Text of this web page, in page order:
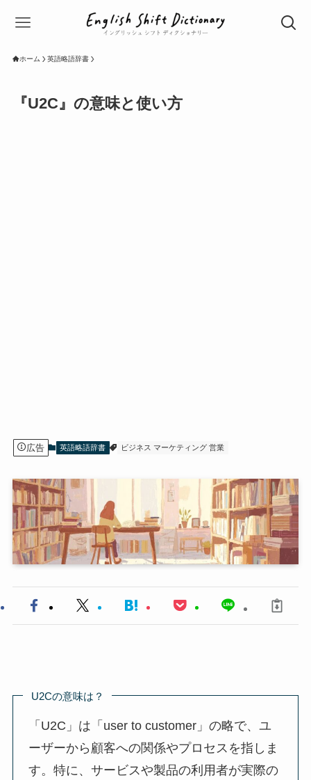
ホーム 英語略語辞書
『U2C』の意味と使い方
広告 英語略語辞書 ビジネス マーケティング 営業
U2Cの意味は？
「U2C」は「user to customer」の略で、ユ
ーザーから顧客への関係やプロセスを指しま
す。特に、サービスや製品の利用者が実際の